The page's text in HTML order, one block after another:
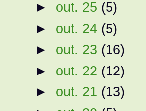
► out. 25 (5)
► out. 24 (5)
► out. 23 (16)
► out. 22 (12)
► out. 21 (13)